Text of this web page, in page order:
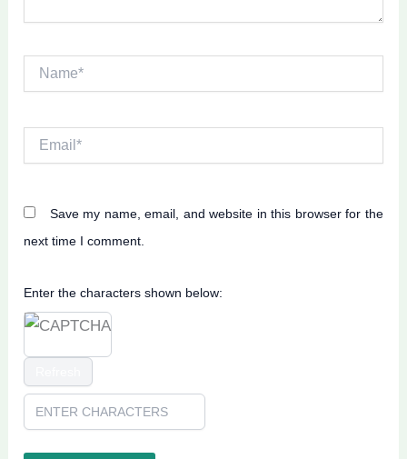
Name*
Email*
Save my name, email, and website in this browser for the
next time I comment.
Enter the characters shown below: